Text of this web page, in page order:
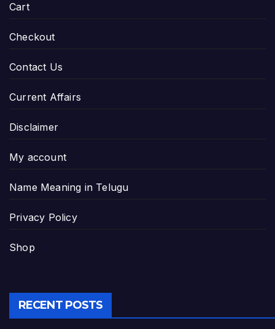
Cart
Checkout
Contact Us
Current Affairs
Disclaimer
My account
Name Meaning in Telugu
Privacy Policy
Shop
RECENT POSTS